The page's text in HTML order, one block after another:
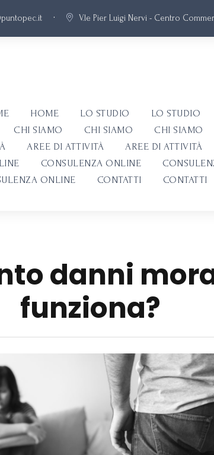
· V.le Pier Luigi Nervi - Centro
HOME LO STUDIO LO STUDIO
CHI SIAMO CHI SIAMO CHI SIAMO
AREE DI ATTIVITÀ AREE DI ATTIVITÀ
CONSULENZA ONLINE
ONLINE CONTATTI CONTATTI
danni
funziona?